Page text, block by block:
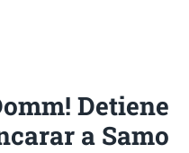
Detiene
a Samo